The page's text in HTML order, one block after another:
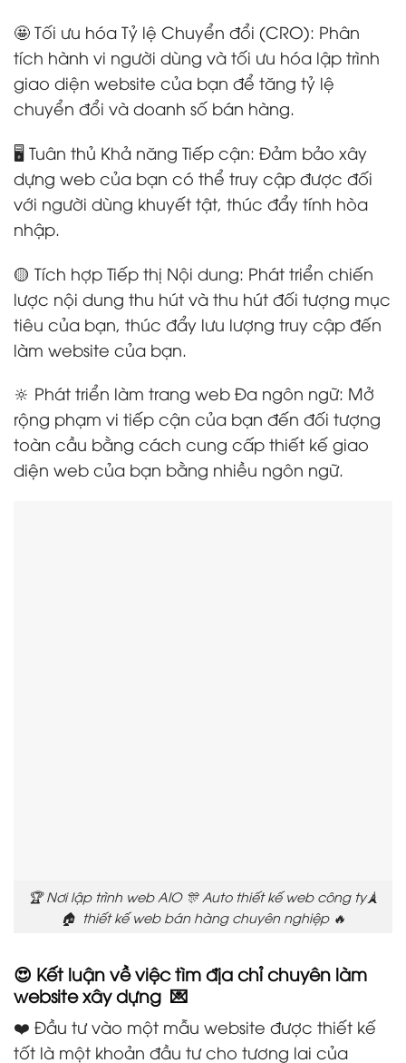
🤩 Tối ưu hóa Tỷ lệ Chuyển đổi (CRO): Phân
tích hành vi người dùng và tối ưu hóa lập trình
giao diện website của bạn để tăng tỷ lệ
chuyển đổi và doanh số bán hàng.
🖥️ Tuân thủ Khả năng Tiếp cận: Đảm bảo xây
dựng web của bạn có thể truy cập được đối
với người dùng khuyết tật, thúc đẩy tính hòa
nhập.
🟡 Tích hợp Tiếp thị Nội dung: Phát triển chiến
lược nội dung thu hút và thu hút đối tượng mục
tiêu của bạn, thúc đẩy lưu lượng truy cập đến
làm website của bạn.
🔆 Phát triển làm trang web Đa ngôn ngữ: Mở
rộng phạm vi tiếp cận của bạn đến đối tượng
toàn cầu bằng cách cung cấp thiết kế giao
diện web của bạn bằng nhiều ngôn ngữ.
🏆 Nơi lập trình web AIO 🎊 Auto thiết kế web công ty🗼
🏠 thiết kế web bán hàng chuyên nghiệp 🔥
😍 Kết luận về việc tìm địa chỉ chuyên làm
website xây dựng 💌
❤️ Đầu tư vào một mẫu website được thiết kế
tốt là một khoản đầu tư cho tương lai của